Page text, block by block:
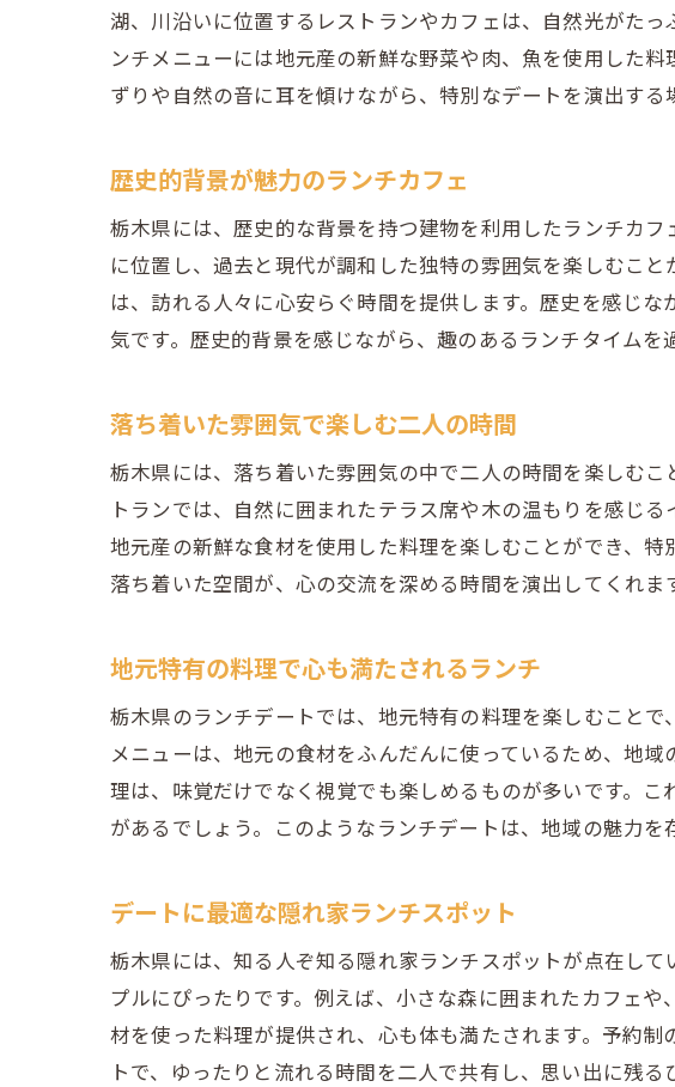
特別な日
ロマンチ
デートを
歴史ある
美しい庭
歴史の息
豊かな自
心温まる
デートに
特別な日
地元食材
おしゃれなカ
スタイリ
インスタ
アートが
デートにぴっ
デートを
湖、川沿いに位置するレストランやカフェは、自然光がた
ンチメニューには地元産の新鮮な野菜や肉、魚を使用した
ずりや自然の音に耳を傾けながら、特別なデートを演出する
歴史的背景が魅力のランチカフェ
栃木県には、歴史的な背景を持つ建物を利用したランチカ
に位置し、過去と現代が調和した独特の雰囲気を楽しむこ
は、訪れる人々に心安らぐ時間を提供します。歴史を感じ
気です。歴史的背景を感じながら、趣のあるランチタイムを
落ち着いた雰囲気で楽しむ二人の時間
栃木県には、落ち着いた雰囲気の中で二人の時間を楽しむ
トランでは、自然に囲まれたテラス席や木の温もりを感じ
地元産の新鮮な食材を使用した料理を楽しむことができ、
落ち着いた空間が、心の交流を深める時間を演出してくれま
地元特有の料理で心も満たされるランチ
栃木県のランチデートでは、地元特有の料理を楽しむこと
メニューは、地元の食材をふんだんに使っているため、地
理は、味覚だけでなく視覚でも楽しめるものが多いです。
があるでしょう。このようなランチデートは、地域の魅力を
デートに最適な隠れ家ランチスポット
栃木県には、知る人ぞ知る隠れ家ランチスポットが点在し
プルにぴったりです。例えば、小さな森に囲まれたカフェ
材を使った料理が提供され、心も体も満たされます。予約
トで、ゆったりと流れる時間を二人で共有し、思い出に残る